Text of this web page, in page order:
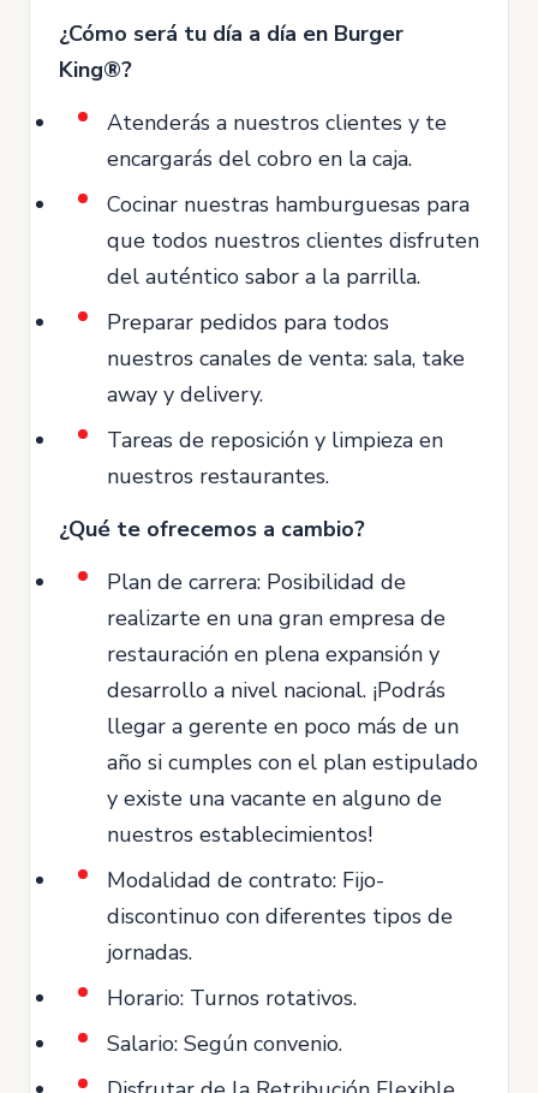
¿Cómo será tu día a día en Burger
King®?
Atenderás a nuestros clientes y te
encargarás del cobro en la caja.
Cocinar nuestras hamburguesas para
que todos nuestros clientes disfruten
del auténtico sabor a la parrilla.
Preparar pedidos para todos
nuestros canales de venta: sala, take
away y delivery.
Tareas de reposición y limpieza en
nuestros restaurantes.
¿Qué te ofrecemos a cambio?
Plan de carrera: Posibilidad de
realizarte en una gran empresa de
restauración en plena expansión y
desarrollo a nivel nacional. ¡Podrás
llegar a gerente en poco más de un
año si cumples con el plan estipulado
y existe una vacante en alguno de
nuestros establecimientos!
Modalidad de contrato: Fijo-
discontinuo con diferentes tipos de
jornadas.
Horario: Turnos rotativos.
Salario: Según convenio.